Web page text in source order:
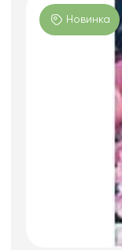
Новинка